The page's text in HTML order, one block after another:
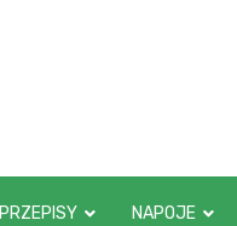
PRZEPISY NAPOJE